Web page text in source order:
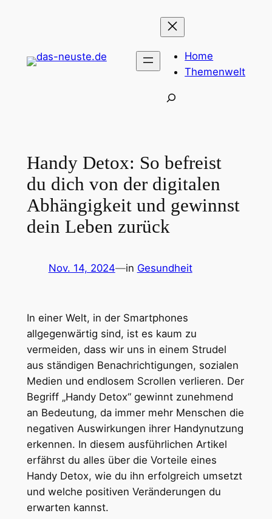
Home
Themenwelt
Suchen
Handy Detox: So befreist
du dich von der digitalen
Abhängigkeit und gewinnst
dein Leben zurück
Nov. 14, 2024—in Gesundheit
In einer Welt, in der Smartphones
allgegenwärtig sind, ist es kaum zu
vermeiden, dass wir uns in einem Strudel
aus ständigen Benachrichtigungen, sozialen
Medien und endlosem Scrollen verlieren. Der
Begriff „Handy Detox“ gewinnt zunehmend
an Bedeutung, da immer mehr Menschen die
negativen Auswirkungen ihrer Handynutzung
erkennen. In diesem ausführlichen Artikel
erfährst du alles über die Vorteile eines
Handy Detox, wie du ihn erfolgreich umsetzt
und welche positiven Veränderungen du
erwarten kannst.